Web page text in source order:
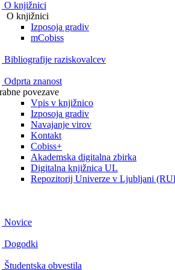
O knjižnici
O knjižnici
Izposoja gradiv
mCobiss
Bibliografije raziskovalcev
Odprta znanost
povezave
Vpis v knjižnico
Izposoja gradiv
Navajanje virov
Kontakt
Cobiss+
Akademska digitalna zbirka
Digitalna knjižnica UL
Repozitorij Univerze v Ljubljani
Novice
Dogodki
Študentska obvestila